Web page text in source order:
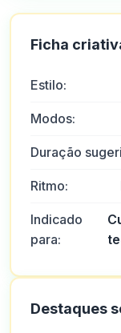
Ficha
Estilo:
Modos:
Duração
Ritmo:
Indicado
para:
Destaques